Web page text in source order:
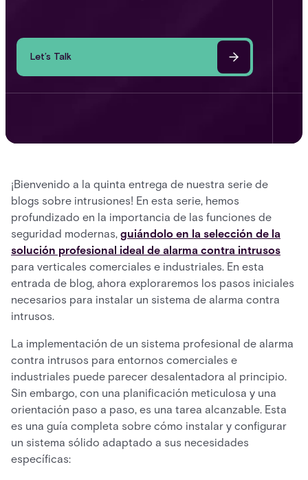
Let’s Talk
¡Bienvenido a la quinta entrega de nuestra serie de
blogs sobre intrusiones! En esta serie, hemos
profundizado en la importancia de las funciones de
seguridad modernas, guiándolo en la selección de la
solución profesional ideal de alarma contra intrusos
para verticales comerciales e industriales. En esta
entrada de blog, ahora exploraremos los pasos iniciales
necesarios para instalar un sistema de alarma contra
intrusos.
La implementación de un sistema profesional de alarma
contra intrusos para entornos comerciales e
industriales puede parecer desalentadora al principio.
Sin embargo, con una planificación meticulosa y una
orientación paso a paso, es una tarea alcanzable. Esta
es una guía completa sobre cómo instalar y configurar
un sistema sólido adaptado a sus necesidades
específicas: